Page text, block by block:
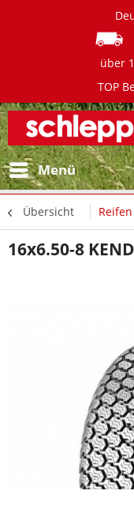
über
TOP
Menü
Übersicht Reifen
16x6.50-8